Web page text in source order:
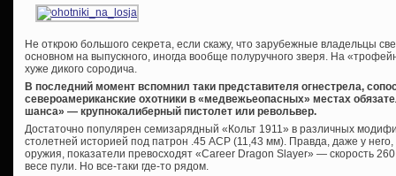
Не открою большого секрета, если скажу, что зарубежные владельцы
основном на выпускного, иногда вообще полуручного зверя. На
хуже дикого сородича.
В последний момент вспомнил таки представителя огнестрела,
североамериканские охотники в «медвежьеопасных» местах
шанса» — крупнокалиберный пистолет или револьвер.
Достаточно популярен семизарядный «Кольт 1911» в различных
столетней историей под патрон .45 ACP (11,43 мм). Правда, даже у него,
оружия, показатели превосходят «Career Dragon Slayer» — скорость
весе пули. Но все-таки где-то рядом.